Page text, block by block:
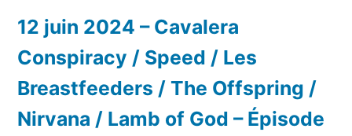
12 juin 2024 – Cavalera
Conspiracy / Speed / Les
Breastfeeders / The Offspring /
Nirvana / Lamb of God – Épisode